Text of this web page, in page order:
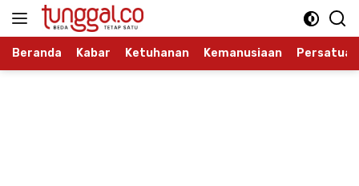
Langsung
Beranda Kabar Ketuhanan Kemanusiaan Persatuan